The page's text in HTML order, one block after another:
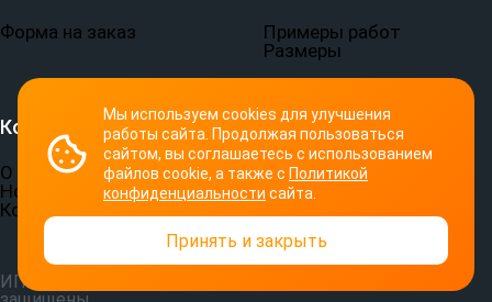
Мы используем cookies для улучшения
работы сайта. Продолжая пользоваться
сайтом, вы соглашаетесь с использованием
файлов cookie, а также с Политикой
конфиденциальности сайта.
Принять и закрыть
Форма на заказ
Примеры работ
Размеры
Компания
О компании
Новости
Контакты
Документы
Пользовательское
соглашение
конфиденциальности
ИП Семериков П. В.